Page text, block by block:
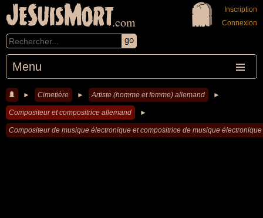
JeSuisMort.com
Menu
Inscription
Connexion
► Cimetière ► Artiste (homme et femme) allemand ►
Compositeur et compositrice allemand ►
Compositeur de musique électronique et compositrice de musique